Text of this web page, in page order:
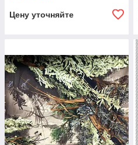
Цену уточняйте